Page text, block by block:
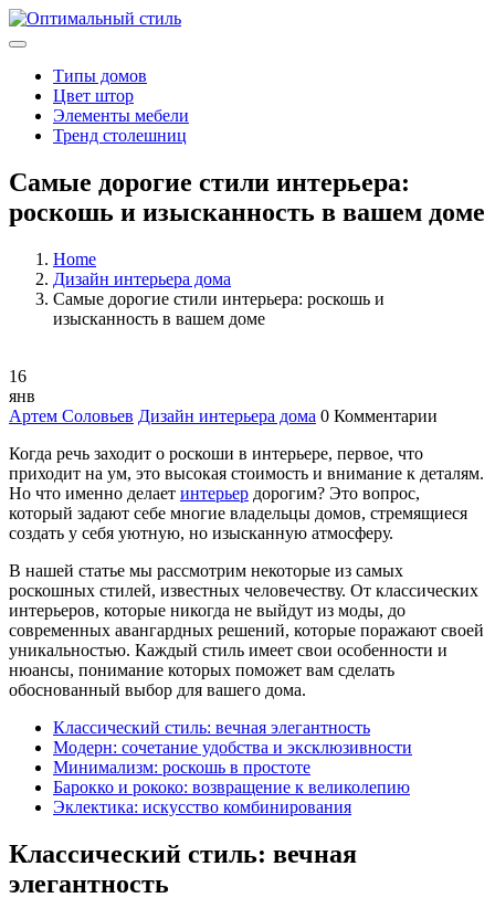
Типы домов
Цвет штор
Элементы мебели
Тренд столешниц
Самые дорогие стили интерьера:
роскошь и изысканность в вашем доме
Home
Дизайн интерьера дома
Самые дорогие стили интерьера: роскошь и
изысканность в вашем доме
16
янв
Артем Соловьев Дизайн интерьера дома 0 Комментарии
Когда речь заходит о роскоши в интерьере, первое, что
приходит на ум, это высокая стоимость и внимание к деталям.
Но что именно делает интерьер дорогим? Это вопрос,
который задают себе многие владельцы домов, стремящиеся
создать у себя уютную, но изысканную атмосферу.
В нашей статье мы рассмотрим некоторые из самых
роскошных стилей, известных человечеству. От классических
интерьеров, которые никогда не выйдут из моды, до
современных авангардных решений, которые поражают своей
уникальностью. Каждый стиль имеет свои особенности и
нюансы, понимание которых поможет вам сделать
обоснованный выбор для вашего дома.
Классический стиль: вечная элегантность
Модерн: сочетание удобства и эксклюзивности
Минимализм: роскошь в простоте
Барокко и рококо: возвращение к великолепию
Эклектика: искусство комбинирования
Классический стиль: вечная
элегантность